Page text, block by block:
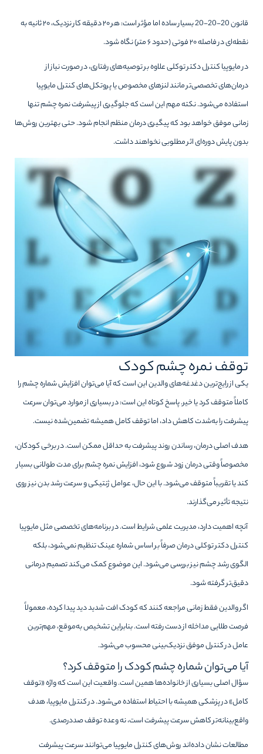
قانون 20-20-20 بسیار ساده اما مؤثر است: هر ۲۰ دقیقه کار نزدیک، ۲۰ ثانیه به
نقطه‌ای در فاصله ۲۰ فوتی (حدود ۶ متر) نگاه شود.
در مایوپیا کنترل دکتر توکلی علاوه بر توصیه‌های رفتاری، در صورت نیاز از
درمان‌های تخصصی‌تر مانند لنزهای مخصوص یا پروتکل‌های کنترل مایوپیا
استفاده می‌شود. نکته مهم این است که جلوگیری از پیشرفت نمره چشم تنها
زمانی موفق خواهد بود که پیگیری درمان منظم انجام شود. حتی بهترین روش‌ها
بدون پایش دوره‌ای اثر مطلوبی نخواهند داشت.
توقف نمره چشم کودک
یکی از رایج‌ترین دغدغه‌های والدین این است که آیا می‌توان افزایش شماره چشم را
کاملاً متوقف کرد یا خیر. پاسخ کوتاه این است: در بسیاری از موارد می‌توان سرعت
پیشرفت را به‌شدت کاهش داد، اما توقف کامل همیشه تضمین‌شده نیست.
هدف اصلی درمان، رساندن روند پیشرفت به حداقل ممکن است. در برخی کودکان،
مخصوصاً وقتی درمان زود شروع شود، افزایش نمره چشم برای مدت طولانی بسیار
کند یا تقریباً متوقف می‌شود. با این حال، عوامل ژنتیکی و سرعت رشد بدن نیز روی
نتیجه تأثیر می‌گذارند.
آنچه اهمیت دارد، مدیریت علمی شرایط است. در برنامه‌های تخصصی مثل مایوپیا
کنترل دکتر توکلی درمان صرفاً بر اساس شماره عینک تنظیم نمی‌شود، بلکه
الگوی رشد چشم نیز بررسی می‌شود. این موضوع کمک می‌کند تصمیم درمانی
دقیق‌تر گرفته شود.
اگر والدین فقط زمانی مراجعه کنند که کودک افت شدید دید پیدا کرده، معمولاً
فرصت طلایی مداخله از دست رفته است. بنابراین تشخیص به‌موقع، مهم‌ترین
عامل در کنترل موفق نزدیک‌بینی محسوب می‌شود.
آیا می‌توان شماره چشم کودک را متوقف کرد؟
سؤال اصلی بسیاری از خانواده‌ها همین است. واقعیت این است که واژه «توقف
کامل» در پزشکی همیشه با احتیاط استفاده می‌شود. در کنترل مایوپیا، هدف
واقع‌بینانه‌تر کاهش سرعت پیشرفت است، نه وعده توقف صددرصدی.
مطالعات نشان داده‌اند روش‌های کنترل مایوپیا می‌توانند سرعت پیشرفت